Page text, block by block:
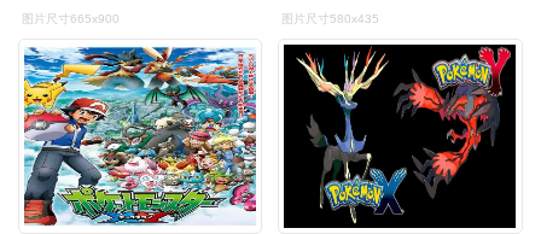
图片尺寸665x900 图片尺寸580x435